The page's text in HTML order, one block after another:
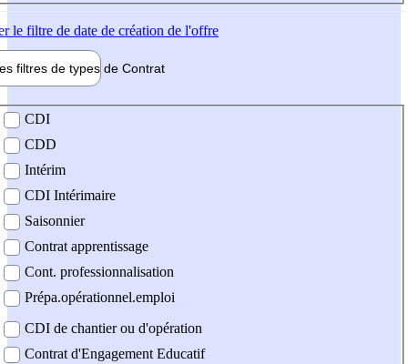
le filtre de date de création de l'offre
filtres de types de Contrat
contrat
CDI
CDD
Intérim
CDI Intérimaire
Saisonnier
Contrat apprentissage
Cont. professionnalisation
Prépa.opérationnel.emploi
CDI de chantier ou d'opération
Contrat d'Engagement Educatif